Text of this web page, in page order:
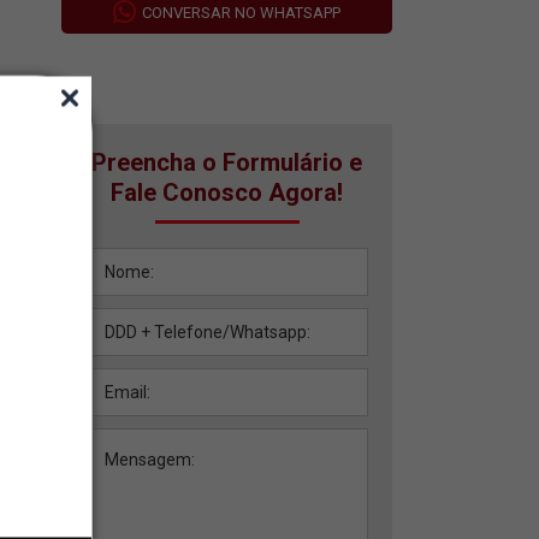
CONVERSAR NO WHATSAPP
Preencha o Formulário e
Fale Conosco Agora!